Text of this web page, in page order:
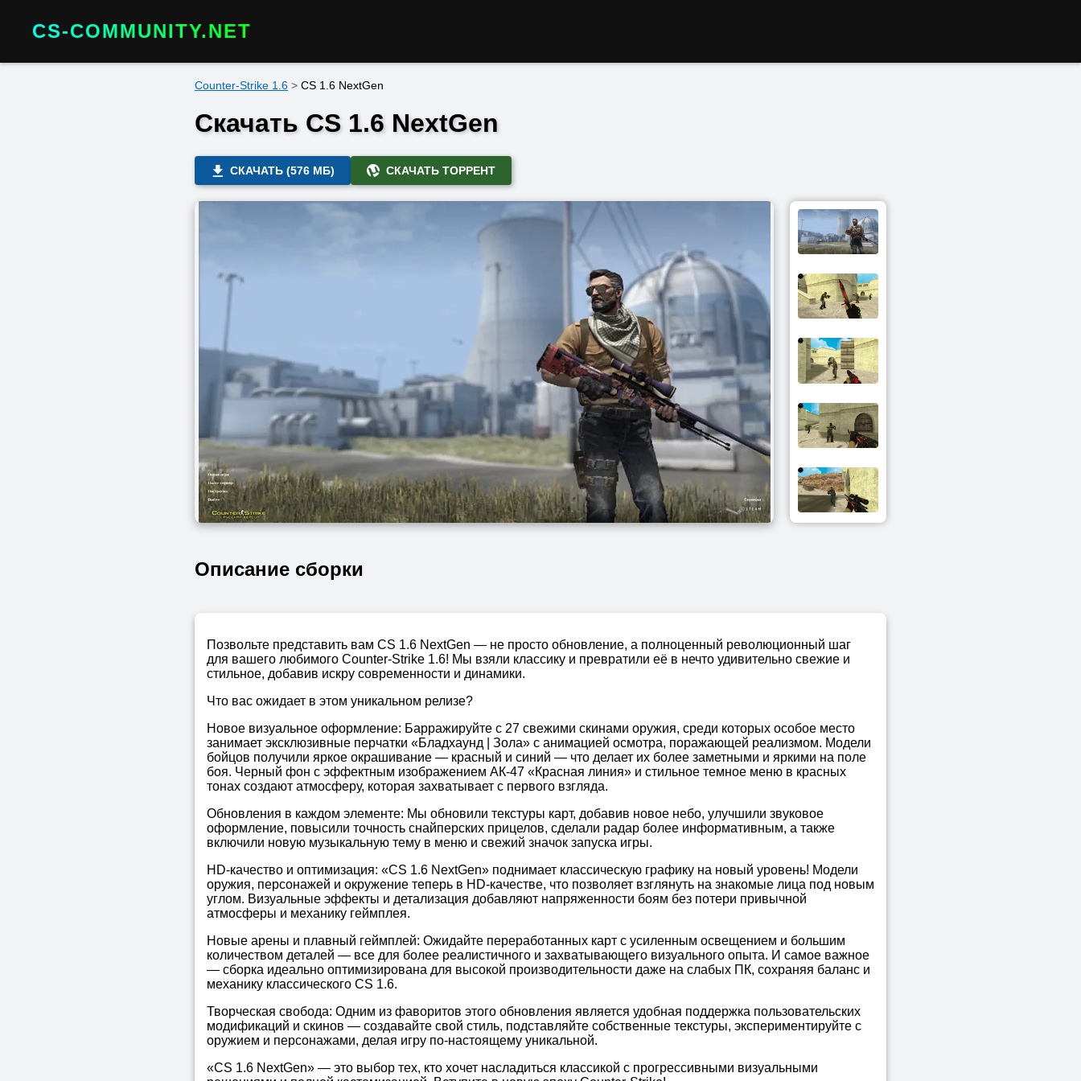
CS-COMMUNITY.NET
Counter-Strike 1.6 > CS 1.6 NextGen
Скачать CS 1.6 NextGen
СКАЧАТЬ (576 МБ) СКАЧАТЬ ТОРРЕНТ
Описание сборки
Позвольте представить вам CS 1.6 NextGen — не просто обновление, а полноценный революционный шаг
для вашего любимого Counter-Strike 1.6! Мы взяли классику и превратили её в нечто удивительно свежие и
стильное, добавив искру современности и динамики.
Что вас ожидает в этом уникальном релизе?
Новое визуальное оформление: Барражируйте с 27 свежими скинами оружия, среди которых особое место
занимает эксклюзивные перчатки «Бладхаунд | Зола» с анимацией осмотра, поражающей реализмом. Модели
бойцов получили яркое окрашивание — красный и синий — что делает их более заметными и яркими на поле
боя. Черный фон с эффектным изображением АК-47 «Красная линия» и стильное темное меню в красных
тонах создают атмосферу, которая захватывает с первого взгляда.
Обновления в каждом элементе: Мы обновили текстуры карт, добавив новое небо, улучшили звуковое
оформление, повысили точность снайперских прицелов, сделали радар более информативным, а также
включили новую музыкальную тему в меню и свежий значок запуска игры.
HD-качество и оптимизация: «CS 1.6 NextGen» поднимает классическую графику на новый уровень! Модели
оружия, персонажей и окружение теперь в HD-качестве, что позволяет взглянуть на знакомые лица под новым
углом. Визуальные эффекты и детализация добавляют напряженности боям без потери привычной
атмосферы и механику геймплея.
Новые арены и плавный геймплей: Ожидайте переработанных карт с усиленным освещением и большим
количеством деталей — все для более реалистичного и захватывающего визуального опыта. И самое важное
— сборка идеально оптимизирована для высокой производительности даже на слабых ПК, сохраняя баланс и
механику классического CS 1.6.
Творческая свобода: Одним из фаворитов этого обновления является удобная поддержка пользовательских
модификаций и скинов — создавайте свой стиль, подставляйте собственные текстуры, экспериментируйте с
оружием и персонажами, делая игру по-настоящему уникальной.
«CS 1.6 NextGen» — это выбор тех, кто хочет насладиться классикой с прогрессивными визуальными